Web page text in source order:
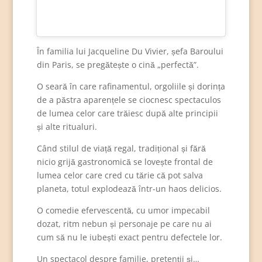
În familia lui Jacqueline Du Vivier, șefa Baroului
din Paris, se pregătește o cină „perfectă”.
O seară în care rafinamentul, orgoliile și dorința
de a păstra aparențele se ciocnesc spectaculos
de lumea celor care trăiesc după alte principii
și alte ritualuri.
Când stilul de viață regal, tradițional și fără
nicio grijă gastronomică se lovește frontal de
lumea celor care cred cu tărie că pot salva
planeta, totul explodează într-un haos delicios.
O comedie efervescentă, cu umor impecabil
dozat, ritm nebun și personaje pe care nu ai
cum să nu le iubești exact pentru defectele lor.
Un spectacol despre familie, pretenții și…